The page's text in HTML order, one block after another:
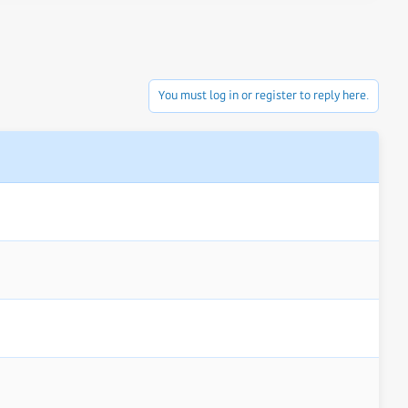
You must log in or register to reply here.